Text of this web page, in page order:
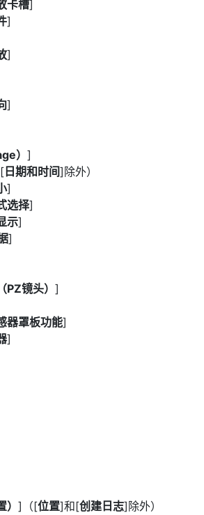
卡槽]
]
]
]
） ]
日期和时间]除外）
]
选择]
示]
]
镜头） ]
器罩板功能]
]
]（[位置]和[创建日志]除外）